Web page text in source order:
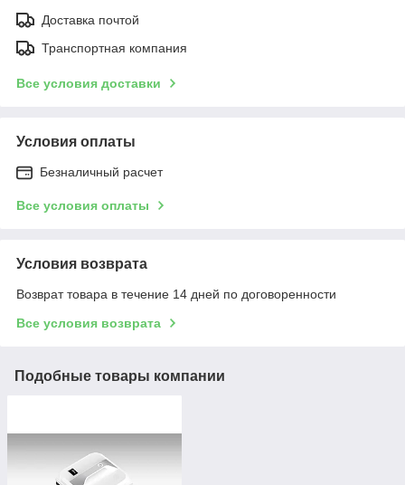
Доставка почтой
Транспортная компания
Все условия доставки
Условия оплаты
Безналичный расчет
Все условия оплаты
Условия возврата
Возврат товара в течение 14 дней по договоренности
Все условия возврата
Подобные товары компании